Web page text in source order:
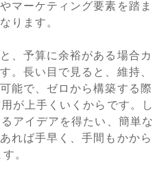
マーケティング要素を踏ま
ります。
、予算に余裕がある場合カ
。長い目で見ると、維持、
能で、ゼロから構築する際
が上手くいくからです。し
アイデアを得たい、簡単な
れば手早く、手間もかから
。